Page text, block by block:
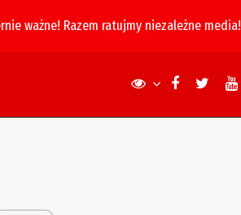
ważne! Razem ratujmy niezależne media!